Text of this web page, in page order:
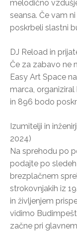
melodično
seansa. Če vam
poskrbeli slastni
DJ Reload in
Če za zabavo ne
Easy Art Space
marca,
in 896 bodo
Izumitelji in
2024)
Na sprehodu po
podajte po
brezplačnem
strokovnjakih iz
in življenjem
vidimo
začne pri